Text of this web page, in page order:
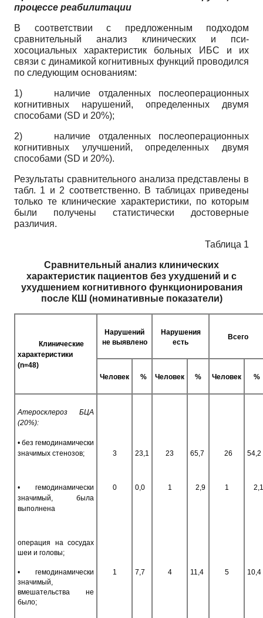
процессе реабилитации
В соответствии с предложенным подходом
сравнительный анализ клинических и пси­
хосоциальных характеристик больных ИБС и их
связи с динамикой когнитивных функций проводился
по следующим основаниям:
1) наличие отдаленных послеоперационных
когнитивных нарушений, определенных двумя
способами (SD и 20%);
2) наличие отдаленных послеоперационных
когнитивных улучшений, определенных двумя
способами (SD и 20%).
Результаты сравнительного анализа представлены в
табл. 1 и 2 соответственно. В таблицах приведены
только те клинические характеристики, по которым
были получены статистически достоверные
различия.
Таблица 1
Сравнительный анализ клинических
характеристик пациентов без ухудшений и с
ухудшением когнитивного функционирования
после КШ (номинативные показатели)
Клинические
характеристики
(n=48)
Нарушений
не выявлено
Нарушения
есть
Всего
Человек % Человек % Человек %
Атеросклероз БЦА
(20%):
• без гемодинамически
значимых стенозов;
3 23,1 23 65,7 26 54,2
• гемодинамически
значимый, была
выполнена
0 0,0 1 2,9 1 2,1
операция на сосудах
шеи и головы;
• гемодинамически
значимый,
вмешательства не
было;
1 7,7 4 11,4 5 10,4